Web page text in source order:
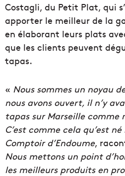
Costagli, du Petit Plat, qui
apporter le meilleur de la
en élaborant leurs plats
que les clients peuvent
tapas.
« Nous sommes un noyau
nous avons ouvert, il n’y
tapas sur Marseille comme
C’est comme cela qu’est
Comptoir d’Endoume,
Nous mettons un point
les meilleurs produits en